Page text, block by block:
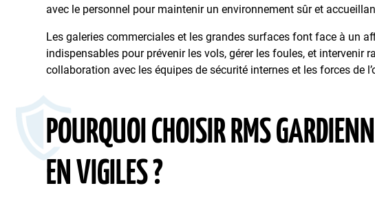
avec le personnel pour maintenir un environnement sûr et
Les galeries commerciales et les grandes surfaces font face à un
indispensables pour prévenir les vols, gérer les foules, et intervenir
collaboration avec les équipes de sécurité internes et les forces de
POURQUOI CHOISIR RMS
EN VIGILES ?